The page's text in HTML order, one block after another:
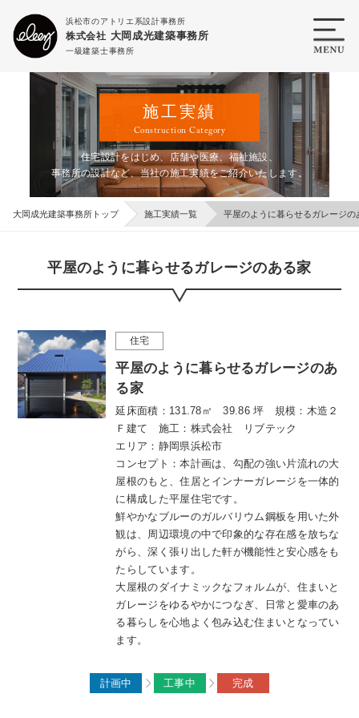
浜松市のアトリエ系設計事務所
株式会社 大岡成光建築事務所
一級建築士事務所
施工実績
Construction Category
住宅設計をはじめ、店舗や医療、福祉施設、
事務所の設計など、当社の施工実績をご紹介いたします。
大岡成光建築事務所トップ 施工実績一覧 平屋のように暮らせるガレージの
平屋のように暮らせるガレージのある家
住宅
平屋のように暮らせるガレージのあ
る家
延床面積：131.78㎡ 39.86 坪 規模：木造２
Ｆ建て 施工：株式会社 リブテック
エリア：静岡県浜松市
コンセプト：本計画は、勾配の強い片流れの大
屋根のもと、住居とインナーガレージを一体的
に構成した平屋住宅です。
鮮やかなブルーのガルバリウム鋼板を用いた外
観は、周辺環境の中で印象的な存在感を放ちな
がら、深く張り出した軒が機能性と安心感をも
たらしています。
大屋根のダイナミックなフォルムが、住まいと
ガレージをゆるやかにつなぎ、日常と愛車のあ
る暮らしを心地よく包み込む住まいとなってい
ます。
計画中 工事中 完成